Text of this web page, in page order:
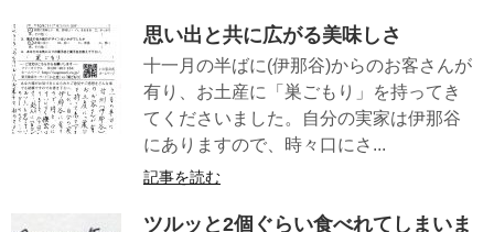
思い出と共に広がる美味しさ
十一月の半ばに(伊那谷)からのお客さんが
有り、お土産に「巣ごもり」を持ってき
てくださいました。自分の実家は伊那谷
にありますので、時々口にさ...
記事を読む
ツルッと2個ぐらい食べれてしまいま